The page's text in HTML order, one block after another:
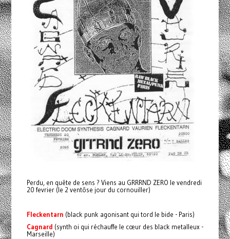
Perdu, en quête de sens ? Viens au GRRRND ZERO le vendredi
20 fevrier (le 2 ventôse jour du cornouiller)
Fleckentarn (black punk agonisant qui tord le bide - Paris)
Cagnard (synth oi qui réchauffe le cœur des black metalleux -
Marseille)